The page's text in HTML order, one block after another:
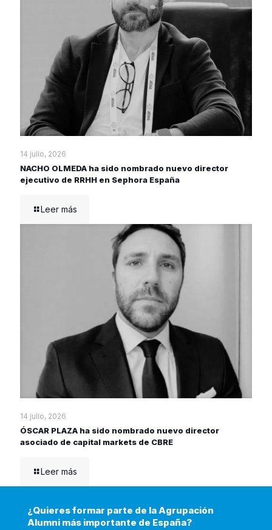
14 julio, 2026
NACHO OLMEDA ha sido nombrado nuevo director
ejecutivo de RRHH en Sephora España
Leer más
14 julio, 2026
ÓSCAR PLAZA ha sido nombrado nuevo director
asociado de capital markets de CBRE
Leer más
¿Quieres formar parte de la Agrupación
Alumni más importante de España?